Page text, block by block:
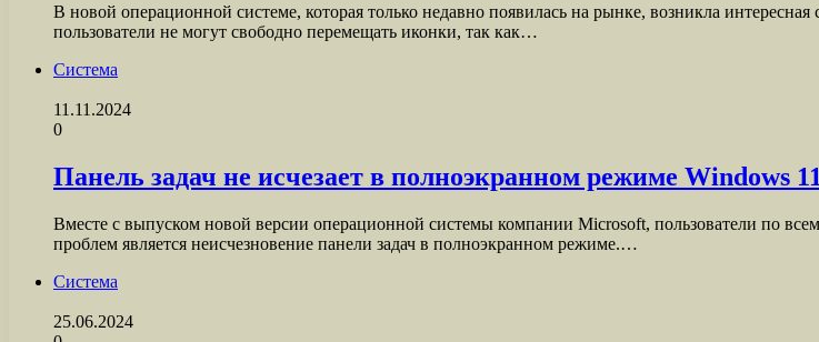
В новой операционной системе, которая только недавно появилась на рынке, возникла
пользователи не могут свободно перемещать иконки, так как…
Система
11.11.2024
0
Панель задач не исчезает в полноэкранном режиме
Вместе с выпуском новой версии операционной системы компании Microsoft, пользователи по
проблем является неисчезновение панели задач в полноэкранном режиме.…
Система
25.06.2024